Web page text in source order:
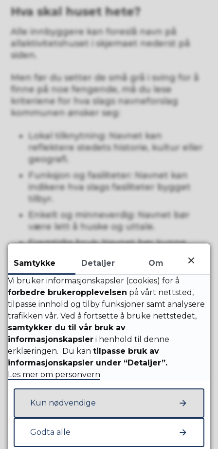
Hva skal huset hete?
Alle innbyggere kan foreslå navn på
allaktivitetshuset i skjemaet nederst på
siden.
Men før du setter de små grå i sving for å
finne på noe fengende, må du lese
kriteriene for hva slags navneforslag
kommunen ønsker seg:
Lokal tilknytning: Navnet kan
reflektere stedets historie, kultur eller
geografi.
Funksjon og fasiliteter: Navnet kan
indikere hva slags fasiliteter bygget
tilbyr.
Enkelt og minneverdig: Navnet bør
være lett å huske og uttale.
Fremtidig bruk: Navnet bør kunne
Det er utvalg for oppvekst og kultur som
vedtar navnet etter at en komité
bestående av FeelGood, ungdomsrådet
og biblioteket har valgt ut noen forslag.
Frist for å komme med innspill til navn er
10. august.
Vinneren får et gavekort på Sola
kulturhus på 1000 kroner.
Skriv inn ditt
navneforslag (påkrevd)
Husk kriteriene for et godt navn:
Samtykke Detaljer
Om
Vi bruker informasjonskapsler (cookies) for å
forbedre brukeropplevelsen på vårt nettsted,
tilpasse innhold og tilby funksjoner samt analysere
trafikken vår. Ved å fortsette å bruke nettstedet,
samtykker du til vår bruk av
informasjonskapsler i henhold til denne
erklæringen. Du kan tilpasse bruk av
informasjonskapsler under “Detaljer”.
Les mer om personvern
Kun nødvendige
Godta alle